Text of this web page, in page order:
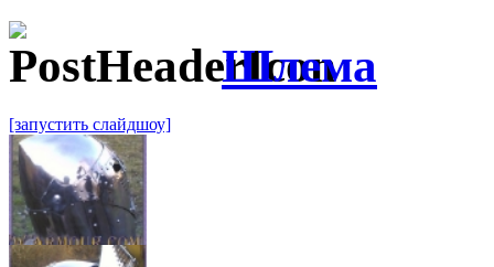
Шлема
[запустить слайдшоу]